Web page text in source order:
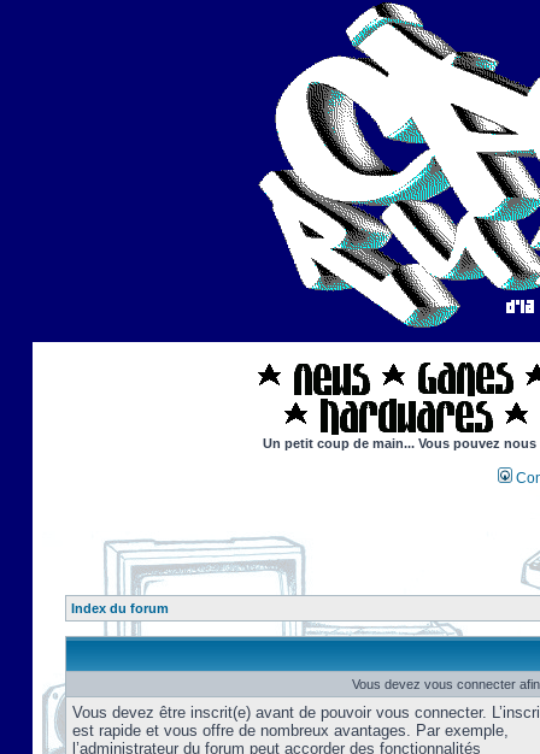
Un petit coup de main... Vous pouvez
Index du forum
Vous devez vous connecter
Vous devez être inscrit(e) avant de pouvoir vous connecter.
est rapide et vous offre de nombreux avantages. Par exemple,
l’administrateur du forum peut accorder des fonctionnalités